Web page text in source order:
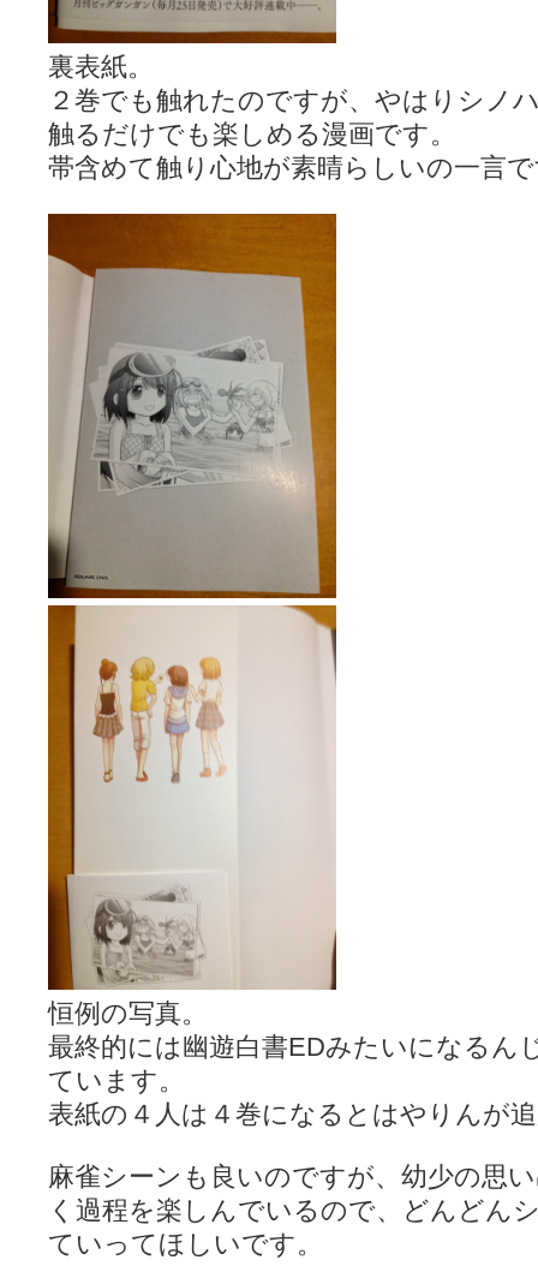
裏表紙。
２巻でも触れたのですが、やはりシノ
触るだけでも楽しめる漫画です。
帯含めて触り心地が素晴らしいの一言
恒例の写真。
最終的には幽遊白書EDみたいになるん
ています。
表紙の４人は４巻になるとはやりんが
麻雀シーンも良いのですが、幼少の思
く過程を楽しんでいるので、どんどん
ていってほしいです。